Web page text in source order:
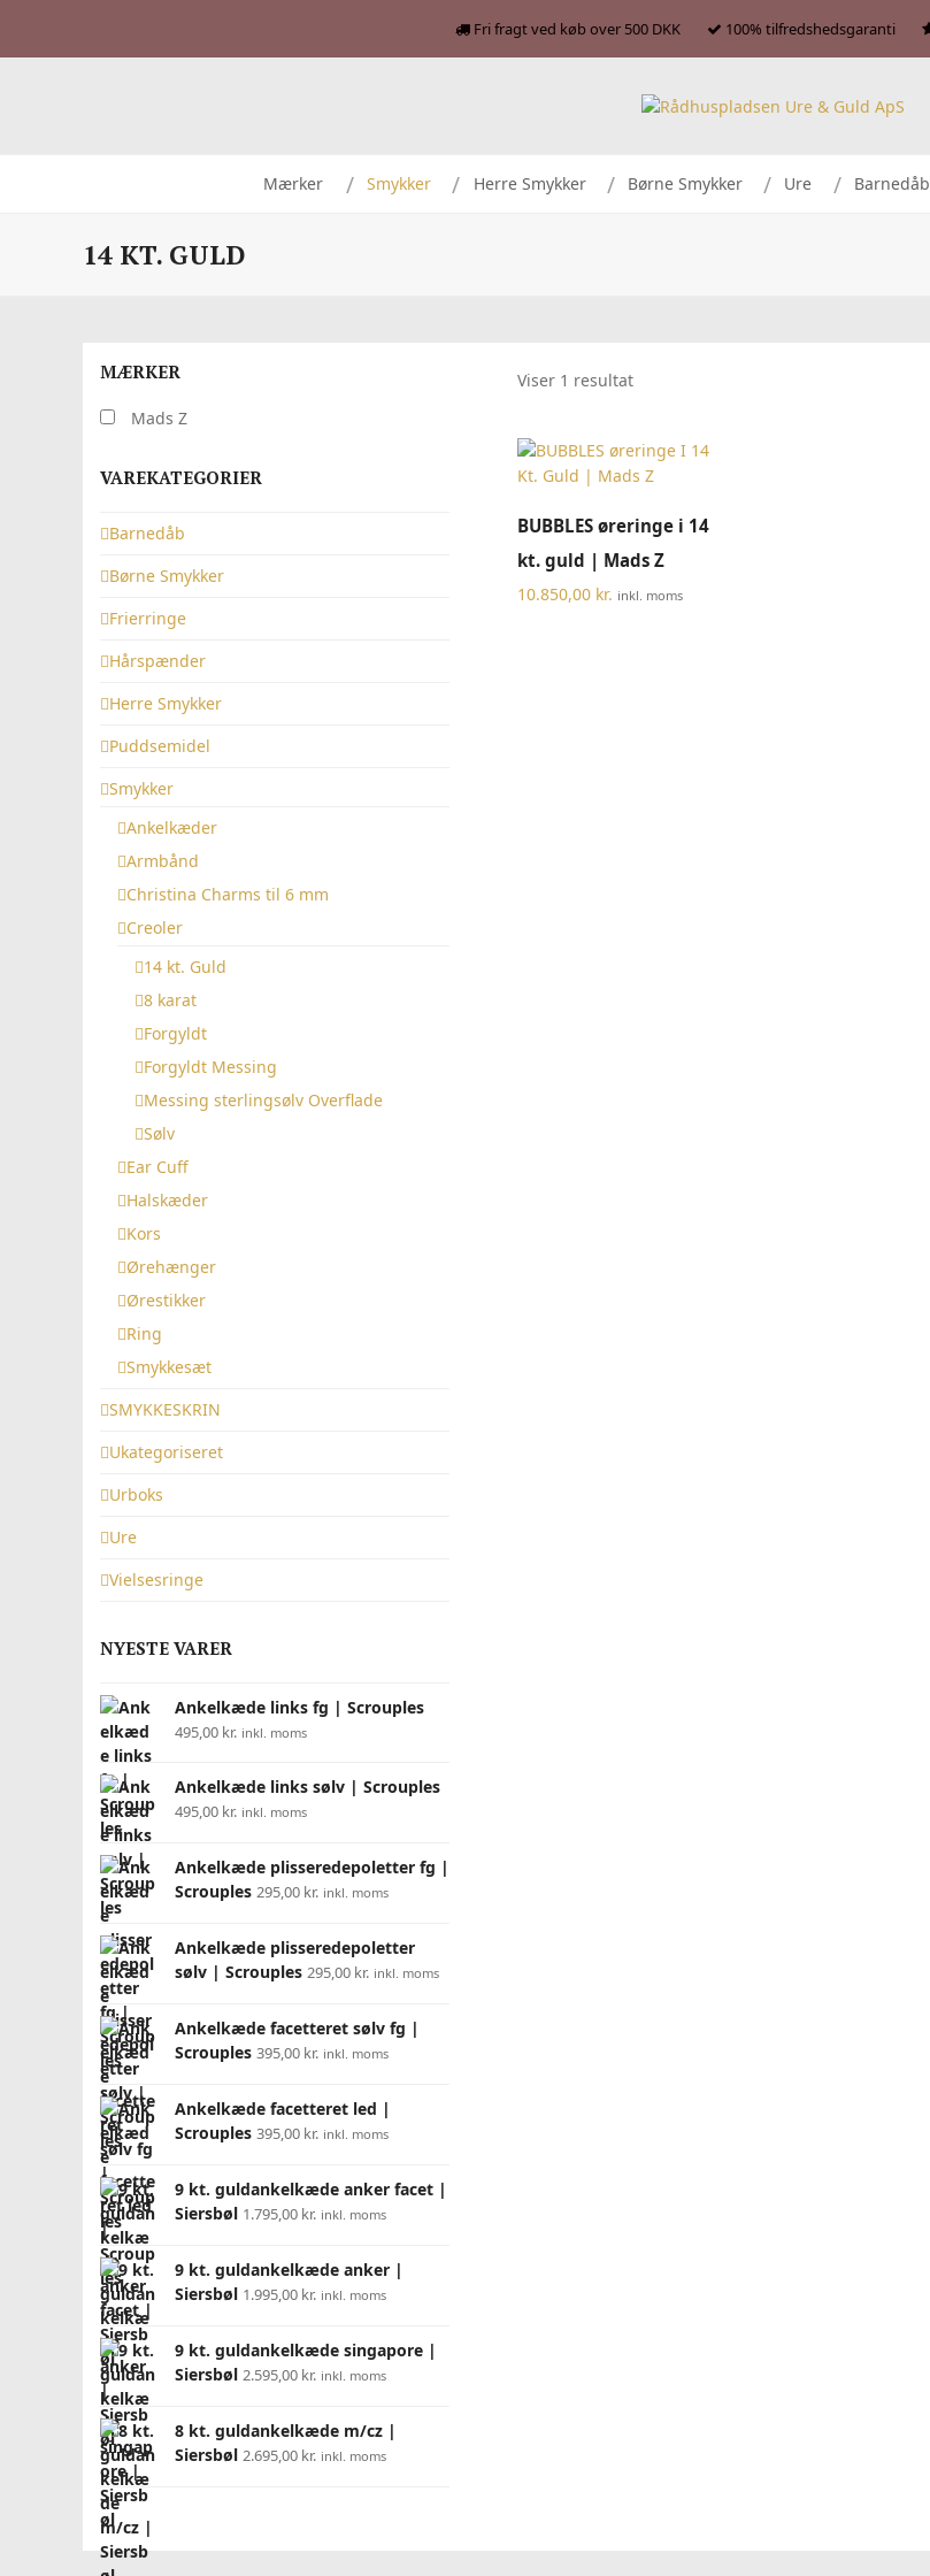
Fri fragt ved køb over 500 DKK 100% tilfredshedsgaranti
Mærker Smykker Herre Smykker Børne Smykker Ure Barnedåb
14 KT. GULD
MÆRKER
Mads Z
VAREKATEGORIER
Barnedåb
Børne Smykker
Frierringe
Hårspænder
Herre Smykker
Puddsemidel
Smykker
Ankelkæder
Armbånd
Christina Charms til 6 mm
Creoler
14 kt. Guld
8 karat
Forgyldt
Forgyldt Messing
Messing sterlingsølv Overflade
Sølv
Ear Cuff
Halskæder
Kors
Ørehænger
Ørestikker
Ring
Smykkesæt
SMYKKESKRIN
Ukategoriseret
Urboks
Ure
Vielsesringe
NYESTE VARER
Ankelkæde links fg | Scrouples
495,00 kr. inkl. moms
Ankelkæde links sølv | Scrouples
495,00 kr. inkl. moms
Ankelkæde plisseredepoletter fg |
Scrouples 295,00 kr. inkl. moms
Ankelkæde plisseredepoletter
sølv | Scrouples 295,00 kr. inkl. moms
Ankelkæde facetteret sølv fg |
Scrouples 395,00 kr. inkl. moms
Ankelkæde facetteret led |
Scrouples 395,00 kr. inkl. moms
9 kt. guldankelkæde anker facet |
Siersbøl 1.795,00 kr. inkl. moms
9 kt. guldankelkæde anker |
Siersbøl 1.995,00 kr. inkl. moms
9 kt. guldankelkæde singapore |
Siersbøl 2.595,00 kr. inkl. moms
8 kt. guldankelkæde m/cz |
Siersbøl 2.695,00 kr. inkl. moms
Viser 1 resultat
BUBBLES øreringe i 14
kt. guld | Mads Z
10.850,00 kr. inkl. moms